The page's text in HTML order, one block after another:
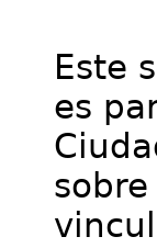
Este
es